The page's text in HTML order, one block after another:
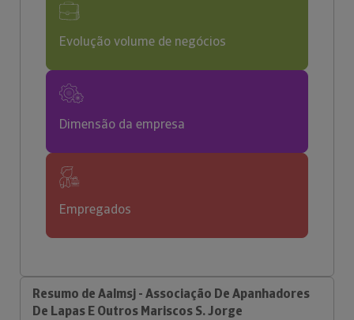
Evolução volume de negócios
Dimensão da empresa
Empregados
Resumo de Aalmsj - Associação De Apanhadores
De Lapas E Outros Mariscos S. Jorge